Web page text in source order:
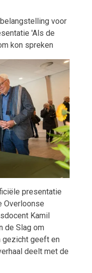
voor
'Als de
kon spreken
presentatie
Overloonse
Kamil
de Slag om
gezicht geeft en
deelt met de